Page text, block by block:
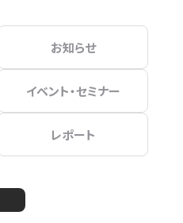
お知らせ
イベント・セミナー
レポート